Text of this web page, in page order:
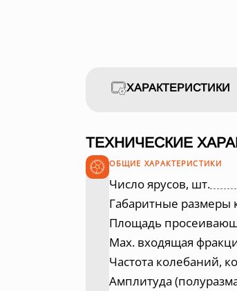
ХАРАКТЕРИСТИКИ
ТЕХНИЧЕСКИЕ
ОБЩИЕ ХАРАКТЕРИСТИКИ
Число ярусов, шт.
Габаритные размеры
Площадь
Max. входящая
Частота колебаний,
Амплитуда